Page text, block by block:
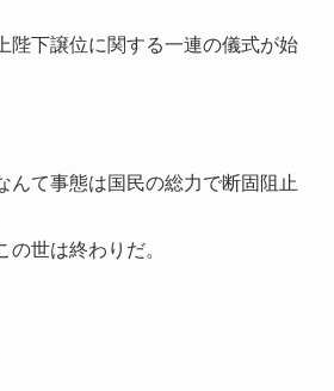
陛下譲位に関する一連の儀式が始
んて事態は国民の総力で断固阻止
の世は終わりだ。